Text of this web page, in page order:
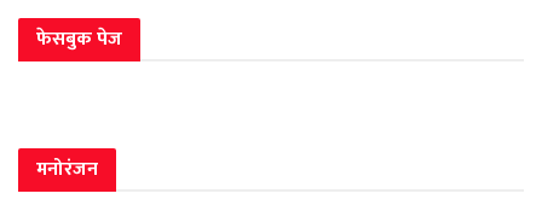
फेसबुक पेज
मनोरंजन